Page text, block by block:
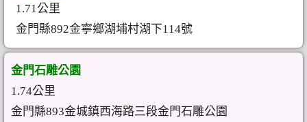
1.71公里
金門縣892金寧鄉湖埔村湖下114號
金門石雕公園
1.74公里
金門縣893金城鎮西海路三段金門石雕公園